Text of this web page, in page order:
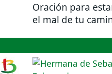
Oración para
el mal de tu